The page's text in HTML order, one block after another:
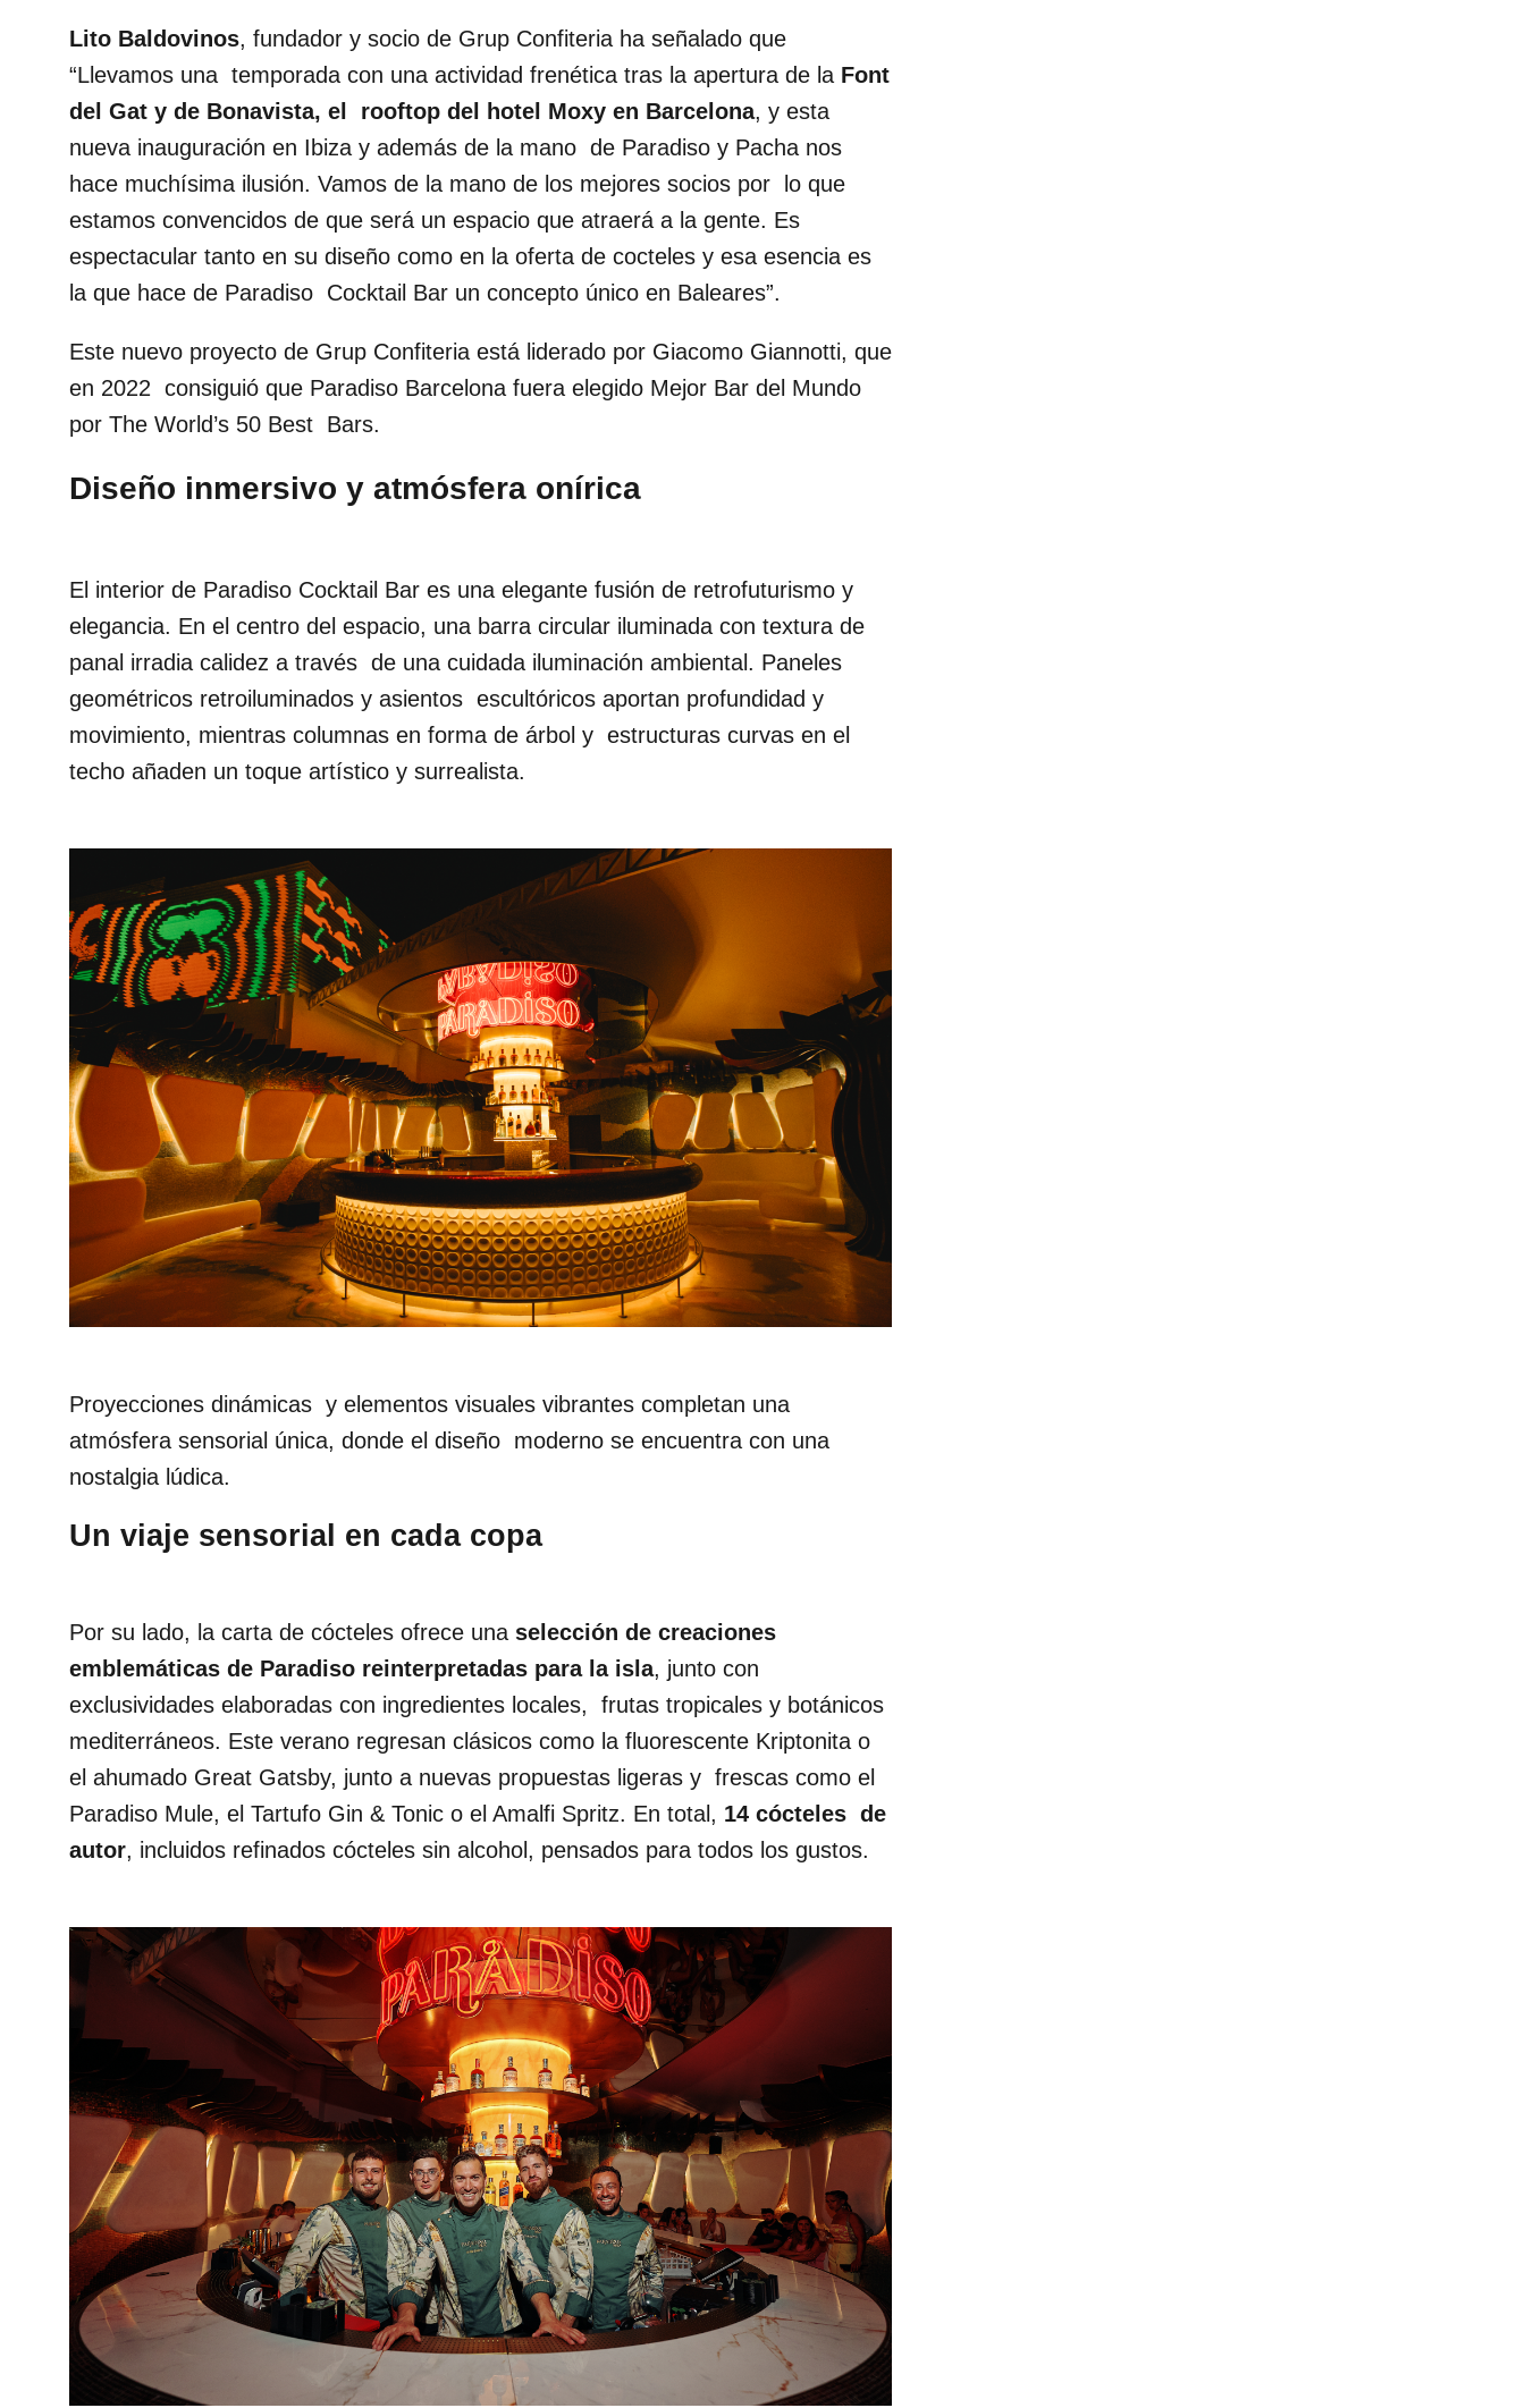
Lito Baldovinos, fundador y socio de Grup Confiteria ha señalado que
“Llevamos una temporada con una actividad frenética tras la apertura de la Font
del Gat y de Bonavista, el rooftop del hotel Moxy en Barcelona, y esta
nueva inauguración en Ibiza y además de la mano de Paradiso y Pacha nos
hace muchísima ilusión. Vamos de la mano de los mejores socios por lo que
estamos convencidos de que será un espacio que atraerá a la gente. Es
espectacular tanto en su diseño como en la oferta de cocteles y esa esencia es
la que hace de Paradiso Cocktail Bar un concepto único en Baleares”.
Este nuevo proyecto de Grup Confiteria está liderado por Giacomo Giannotti, que
en 2022 consiguió que Paradiso Barcelona fuera elegido Mejor Bar del Mundo
por The World’s 50 Best Bars.
Diseño inmersivo y atmósfera onírica
El interior de Paradiso Cocktail Bar es una elegante fusión de retrofuturismo y
elegancia. En el centro del espacio, una barra circular iluminada con textura de
panal irradia calidez a través de una cuidada iluminación ambiental. Paneles
geométricos retroiluminados y asientos escultóricos aportan profundidad y
movimiento, mientras columnas en forma de árbol y estructuras curvas en el
techo añaden un toque artístico y surrealista.
Proyecciones dinámicas y elementos visuales vibrantes completan una
atmósfera sensorial única, donde el diseño moderno se encuentra con una
nostalgia lúdica.
Un viaje sensorial en cada copa
Por su lado, la carta de cócteles ofrece una selección de creaciones
emblemáticas de Paradiso reinterpretadas para la isla, junto con
exclusividades elaboradas con ingredientes locales, frutas tropicales y botánicos
mediterráneos. Este verano regresan clásicos como la fluorescente Kriptonita o
el ahumado Great Gatsby, junto a nuevas propuestas ligeras y frescas como el
Paradiso Mule, el Tartufo Gin & Tonic o el Amalfi Spritz. En total, 14 cócteles de
autor, incluidos refinados cócteles sin alcohol, pensados para todos los gustos.